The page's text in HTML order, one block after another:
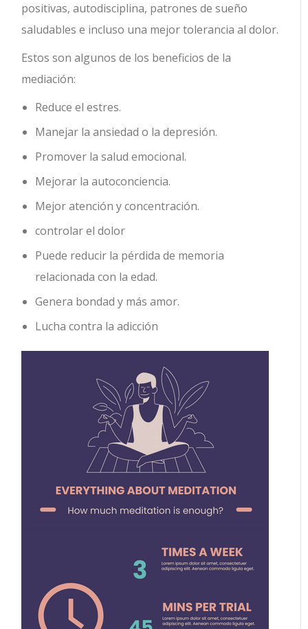
positivas, autodisciplina, patrones de sueño
saludables e incluso una mejor tolerancia al dolor.
Estos son algunos de los beneficios de la
mediación:
Reduce el estres.
Manejar la ansiedad o la depresión.
Promover la salud emocional.
Mejorar la autoconciencia.
Mejor atención y concentración.
controlar el dolor
Puede reducir la pérdida de memoria
relacionada con la edad.
Genera bondad y más amor.
Lucha contra la adicción